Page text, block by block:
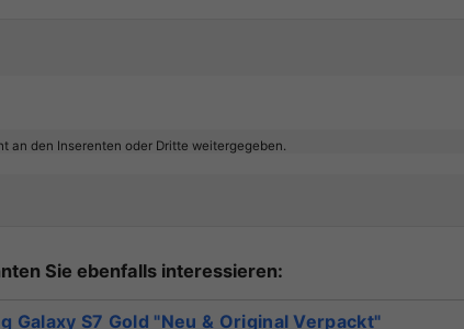
an den Inserenten oder Dritte weitergegeben.
Sie ebenfalls interessieren:
Galaxy S7 Gold "Neu & Original Verpackt"